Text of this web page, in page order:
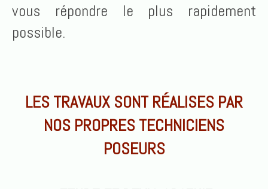
vous répondre le plus rapidement
possible.
LES TRAVAUX SONT RÉALISES PAR
NOS PROPRES TECHNICIENS
POSEURS